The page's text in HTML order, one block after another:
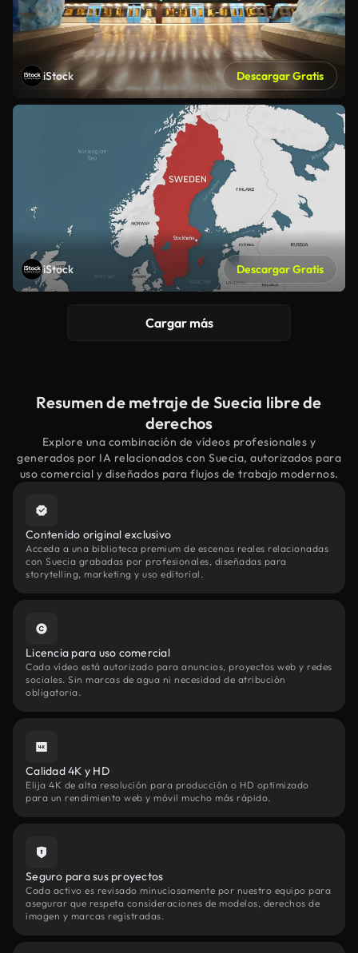
iStock Descargar Gratis
iStock Descargar Gratis
Cargar más
Resumen de metraje de Suecia libre de
derechos
Explore una combinación de vídeos profesionales y
generados por IA relacionados con Suecia, autorizados para
uso comercial y diseñados para flujos de trabajo modernos.
Contenido original exclusivo
Acceda a una biblioteca premium de escenas reales relacionadas
con Suecia grabadas por profesionales, diseñadas para
storytelling, marketing y uso editorial.
Licencia para uso comercial
Cada vídeo está autorizado para anuncios, proyectos web y redes
sociales. Sin marcas de agua ni necesidad de atribución
obligatoria.
Calidad 4K y HD
Elija 4K de alta resolución para producción o HD optimizado
para un rendimiento web y móvil mucho más rápido.
Seguro para sus proyectos
Cada activo es revisado minuciosamente por nuestro equipo para
asegurar que respeta consideraciones de modelos, derechos de
imagen y marcas registradas.